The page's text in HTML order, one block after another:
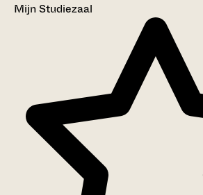
Mijn Studiezaal